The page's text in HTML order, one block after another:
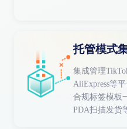
托管模式
集成管理
AliExpress等
合规标签模板
PDA扫描发货